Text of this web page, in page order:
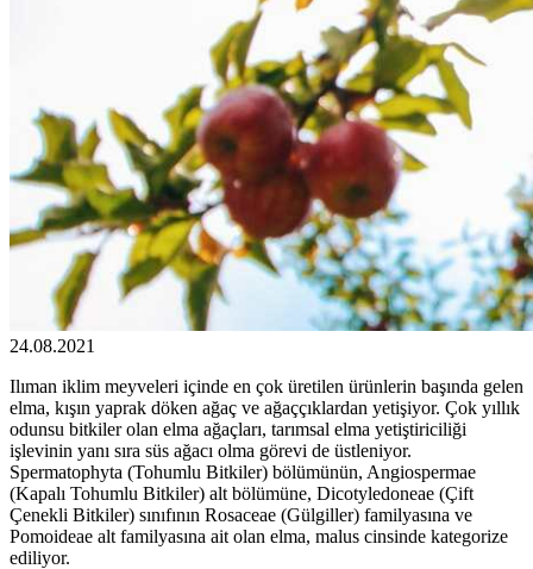
24.08.2021
Ilıman iklim meyveleri içinde en çok üretilen ürünlerin başında gelen
elma, kışın yaprak döken ağaç ve ağaççıklardan yetişiyor. Çok yıllık
odunsu bitkiler olan elma ağaçları, tarımsal elma yetiştiriciliği
işlevinin yanı sıra süs ağacı olma görevi de üstleniyor.
Spermatophyta (Tohumlu Bitkiler) bölümünün, Angiospermae
(Kapalı Tohumlu Bitkiler) alt bölümüne, Dicotyledoneae (Çift
Çenekli Bitkiler) sınıfının Rosaceae (Gülgiller) familyasına ve
Pomoideae alt familyasına ait olan elma, malus cinsinde kategorize
ediliyor.